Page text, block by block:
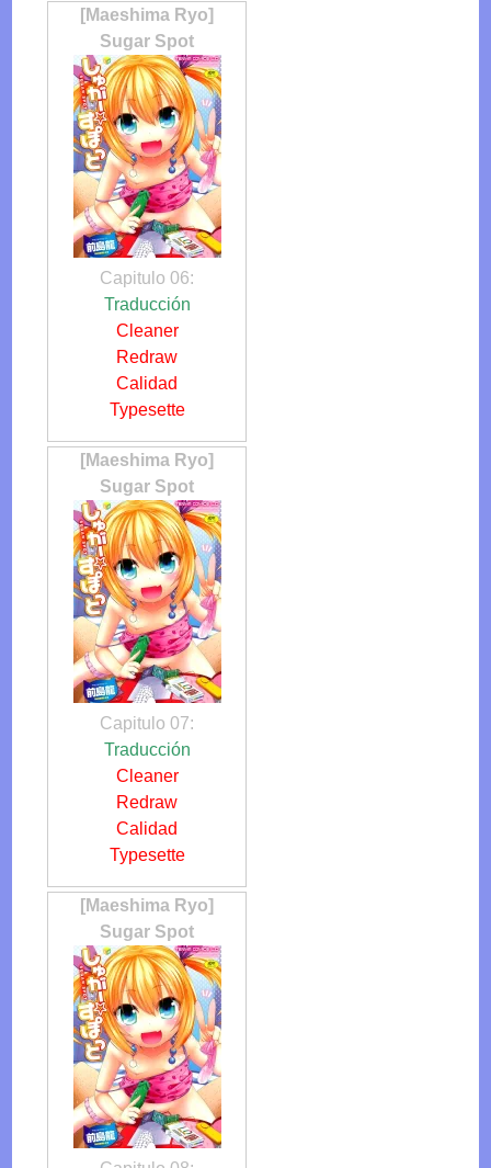
[Maeshima Ryo]
Sugar Spot
Capitulo 06:
Traducción
Cleaner
Redraw
Calidad
Typesette
[Maeshima Ryo]
Sugar Spot
Capitulo 07:
Traducción
Cleaner
Redraw
Calidad
Typesette
[Maeshima Ryo]
Sugar Spot